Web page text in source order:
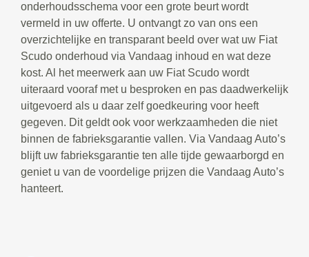
onderhoudsschema voor een grote beurt wordt
vermeld in uw offerte. U ontvangt zo van ons een
overzichtelijke en transparant beeld over wat uw Fiat
Scudo onderhoud via Vandaag inhoud en wat deze
kost. Al het meerwerk aan uw Fiat Scudo wordt
uiteraard vooraf met u besproken en pas daadwerkelijk
uitgevoerd als u daar zelf goedkeuring voor heeft
gegeven. Dit geldt ook voor werkzaamheden die niet
binnen de fabrieksgarantie vallen. Via Vandaag Auto’s
blijft uw fabrieksgarantie ten alle tijde gewaarborgd en
geniet u van de voordelige prijzen die Vandaag Auto’s
hanteert.